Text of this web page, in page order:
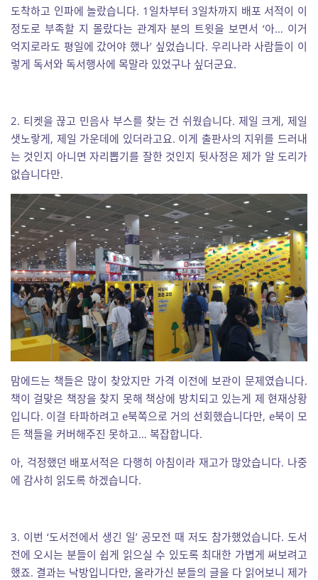
도착하고 인파에 놀랐습니다. 1일차부터 3일차까지 배포 서적이 이
정도로 부족할 지 몰랐다는 관계자 분의 트윗을 보면서 ‘아… 이거
억지로라도 평일에 갔어야 했나’ 싶었습니다. 우리나라 사람들이 이
렇게 독서와 독서행사에 목말라 있었구나 싶더군요.
2. 티켓을 끊고 민음사 부스를 찾는 건 쉬웠습니다. 제일 크게, 제일
샛노랗게, 제일 가운데에 있더라고요. 이게 출판사의 지위를 드러내
는 것인지 아니면 자리뽑기를 잘한 것인지 뒷사정은 제가 알 도리가
없습니다만.
맘에드는 책들은 많이 찾았지만 가격 이전에 보관이 문제였습니다.
책이 걸맞은 책장을 찾지 못해 책상에 방치되고 있는게 제 현재상황
입니다. 이걸 타파하려고 e북쪽으로 거의 선회했습니다만, e북이 모
든 책들을 커버해주진 못하고… 복잡합니다.
아, 걱정했던 배포서적은 다행히 아침이라 재고가 많았습니다. 나중
에 감사히 읽도록 하겠습니다.
3. 이번 ‘도서전에서 생긴 일’ 공모전 때 저도 참가했었습니다. 도서
전에 오시는 분들이 쉽게 읽으실 수 있도록 최대한 가볍게 써보려고
했죠. 결과는 낙방입니다만, 올라가신 분들의 글을 다 읽어보니 제가